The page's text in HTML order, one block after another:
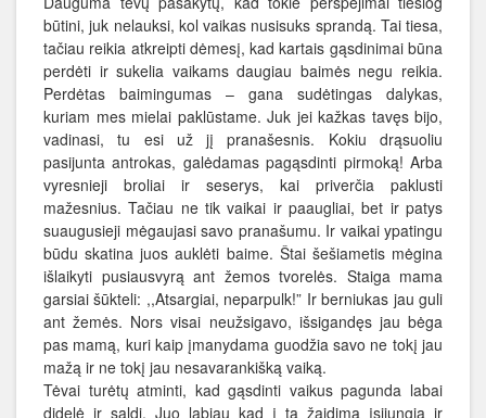
būtini, juk nelauksi, kol vaikas nusisuks sprandą. Tai tiesa,
tačiau reikia atkreipti dėmesį, kad kartais gąsdinimai būna
perdėti ir sukelia vaikams daugiau baimės negu reikia.
Perdėtas baimingumas – gana sudėtingas dalykas,
kuriam mes mielai paklūstame. Juk jei kažkas tavęs bijo,
vadinasi, tu esi už jį pranašesnis. Kokiu drąsuoliu
pasijunta antrokas, galėdamas pagąsdinti pirmoką! Arba
vyresnieji broliai ir seserys, kai priverčia paklusti
mažesnius. Tačiau ne tik vaikai ir paaugliai, bet ir patys
suaugusieji mėgaujasi savo pranašumu. Ir vaikai ypatingu
būdu skatina juos auklėti baime. Štai šešiametis mėgina
išlaikyti pusiausvyrą ant žemos tvorelės. Staiga mama
garsiai šūkteli: ,,Atsargiai, neparpulk!” Ir berniukas jau guli
ant žemės. Nors visai neužsigavo, išsigandęs jau bėga
pas mamą, kuri kaip įmanydama guodžia savo ne tokį jau
mažą ir ne tokį jau nesavarankišką vaiką.
Tėvai turėtų atminti, kad gąsdinti vaikus pagunda labai
didelė ir saldi. Juo labiau kad į tą žaidimą įsijungia ir